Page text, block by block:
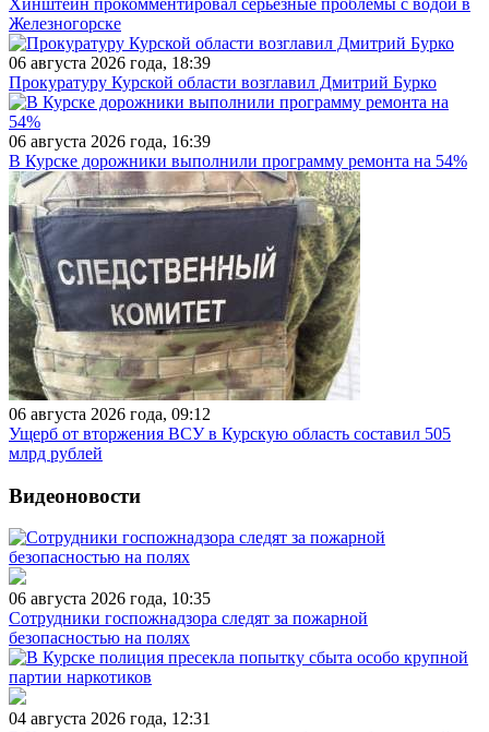
Хинштейн прокомментировал серьезные проблемы с водой в
Железногорске
06 августа 2026 года, 18:39
Прокуратуру Курской области возглавил Дмитрий Бурко
06 августа 2026 года, 16:39
В Курске дорожники выполнили программу ремонта на 54%
06 августа 2026 года, 09:12
Ущерб от вторжения ВСУ в Курскую область составил 505
млрд рублей
Видеоновости
06 августа 2026 года, 10:35
Сотрудники госпожнадзора следят за пожарной
безопасностью на полях
04 августа 2026 года, 12:31